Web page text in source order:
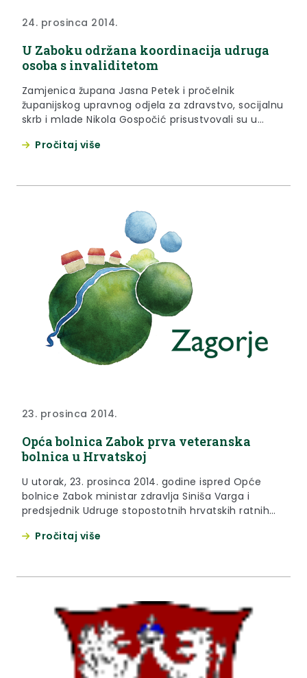
24. prosinca 2014.
U Zaboku održana koordinacija udruga
osoba s invaliditetom
Zamjenica župana Jasna Petek i pročelnik
županijskog upravnog odjela za zdravstvo, socijalnu
skrb i mlade Nikola Gospočić prisustvovali su u
invaliditetom koja je održana u Zaboku.
Pročitaj više
23. prosinca 2014.
Opća bolnica Zabok prva veteranska
bolnica u Hrvatskoj
U utorak, 23. prosinca 2014. godine ispred Opće
bolnice Zabok ministar zdravlja Siniša Varga i
predsjednik Udruge stopostotnih hrvatskih ratnih
župana Krapinsko-zagorske županije Željka Kolara,
Zabok".
Pročitaj više